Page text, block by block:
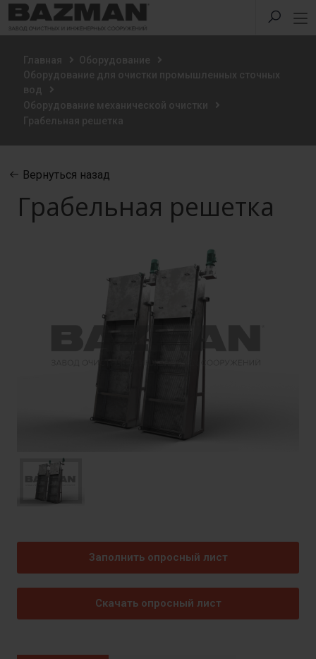
Главная
Оборудование
Оборудование для очистки промышленных сточных
вод
Оборудование механической очистки
Грабельная решетка
Вернуться назад
Грабельная решетка
Заполнить опросный лист
Скачать опросный лист